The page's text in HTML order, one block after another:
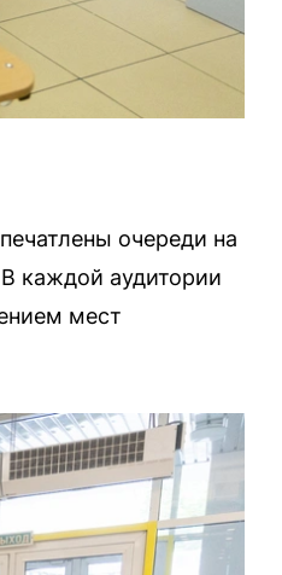
очереди на
каждой аудитории
мест